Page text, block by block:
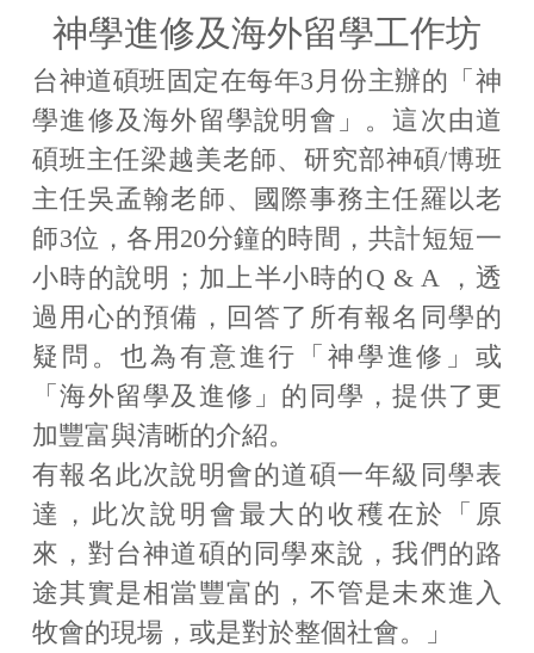
師資陣容
核心能力指標
課程規劃
課程表
新生見證
活動花絮
校園專題
下載專區
成員聯絡
法規專區
神學進修及海外留學工作坊
台神道碩班固定在每年3月份主辦的「神
學進修及海外留學說明會」。這次由道
碩班主任梁越美老師、研究部神碩/博班
主任吳孟翰老師、國際事務主任羅以老
師3位，各用20分鐘的時間，共計短短一
小時的說明；加上半小時的Q & A ，透
過用心的預備，回答了所有報名同學的
疑問。也為有意進行「神學進修」或
「海外留學及進修」的同學，提供了更
加豐富與清晰的介紹。
有報名此次說明會的道碩一年級同學表
達，此次說明會最大的收穫在於「原
來，對台神道碩的同學來說，我們的路
途其實是相當豐富的，不管是未來進入
牧會的現場，或是對於整個社會。」